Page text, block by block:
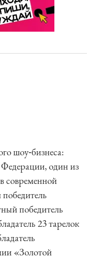
шоу‑бизнеса:
один из
современной
победитель
23 тарелок
«Золотой